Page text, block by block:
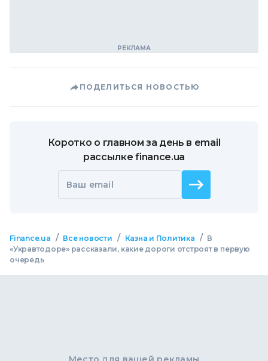
ПОДЕЛИТЬСЯ НОВОСТЬЮ
Коротко о главном за день в email
рассылке finance.ua
Ваш email
Finance.ua / Все новости / Казна и Политика / В
«Укравтодоре» рассказали, какие дороги отстроят в первую
очередь